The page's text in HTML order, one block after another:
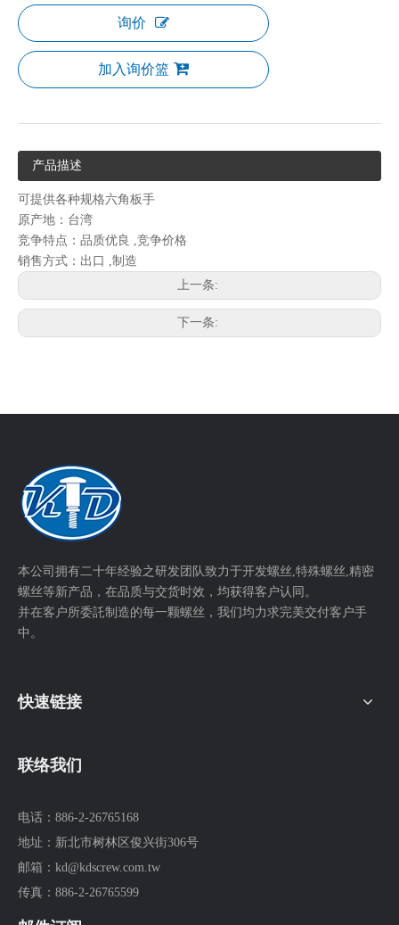
询价
加入询价篮
产品描述
可提供各种规格六角板手
原产地：台湾
竞争特点：品质优良 ,竞争价格
销售方式：出口 ,制造
上一条:
下一条:
本公司拥有二十年经验之研发团队致力于开发螺丝,特殊螺丝,精密
螺丝等新产品，在品质与交货时效，均获得客户认同。
并在客户所委託制造的每一颗螺丝，我们均力求完美交付客户手
中。
快速链接
联络我们
电话： 886-2-26765168
地址： 新北市树林区俊兴街306号
邮箱： kd@kdscrew.com.tw
传真： 886-2-26765599